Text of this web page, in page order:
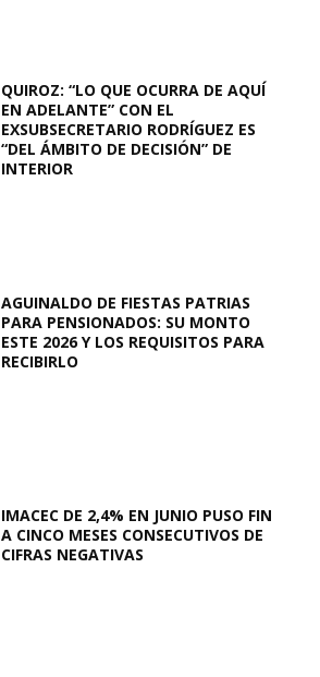
QUIROZ: “LO QUE OCURRA DE AQUÍ
EN ADELANTE” CON EL
EXSUBSECRETARIO RODRÍGUEZ ES
“DEL ÁMBITO DE DECISIÓN” DE
INTERIOR
AGUINALDO DE FIESTAS PATRIAS
PARA PENSIONADOS: SU MONTO
ESTE 2026 Y LOS REQUISITOS PARA
RECIBIRLO
IMACEC DE 2,4% EN JUNIO PUSO FIN
A CINCO MESES CONSECUTIVOS DE
CIFRAS NEGATIVAS